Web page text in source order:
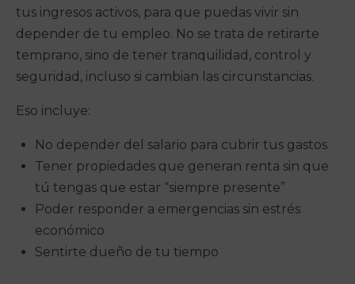
tus ingresos activos, para que puedas vivir sin
depender de tu empleo. No se trata de retirarte
temprano, sino de tener tranquilidad, control y
seguridad, incluso si cambian las circunstancias.
Eso incluye:
No depender del salario para cubrir tus gastos
Tener propiedades que generan renta sin que
tú tengas que estar “siempre presente”
Poder responder a emergencias sin estrés
económico
Sentirte dueño de tu tiempo